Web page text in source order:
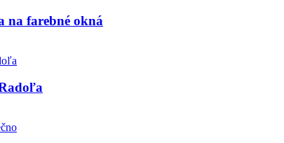
na farebné okná